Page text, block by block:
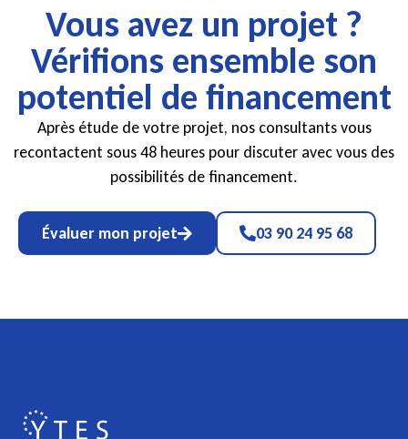
Vous avez un projet ?
Vérifions ensemble son
potentiel de financement
Après étude de votre projet, nos consultants vous
recontactent sous 48 heures pour discuter avec vous des
possibilités de financement.
Évaluer mon projet 03 90 24 95 68